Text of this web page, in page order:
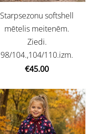
Starpsezonu softshell
mētelis meitenēm.
Ziedi.
98/104.,104/110.izm.
€45.00